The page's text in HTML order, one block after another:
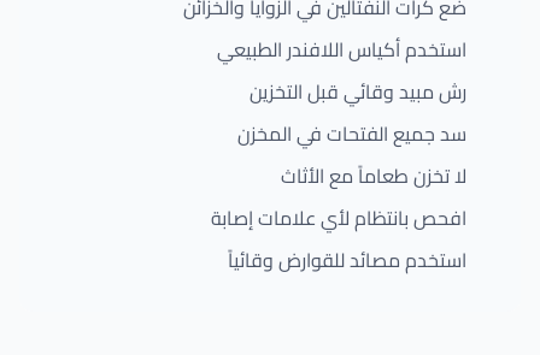
استخدم أكياس اللافندر الطبيعي
رش مبيد وقائي قبل التخزين
سد جميع الفتحات في المخزن
لا تخزن طعاماً مع الأثاث
افحص بانتظام لأي علامات إصابة
استخدم مصائد للقوارض وقائياً